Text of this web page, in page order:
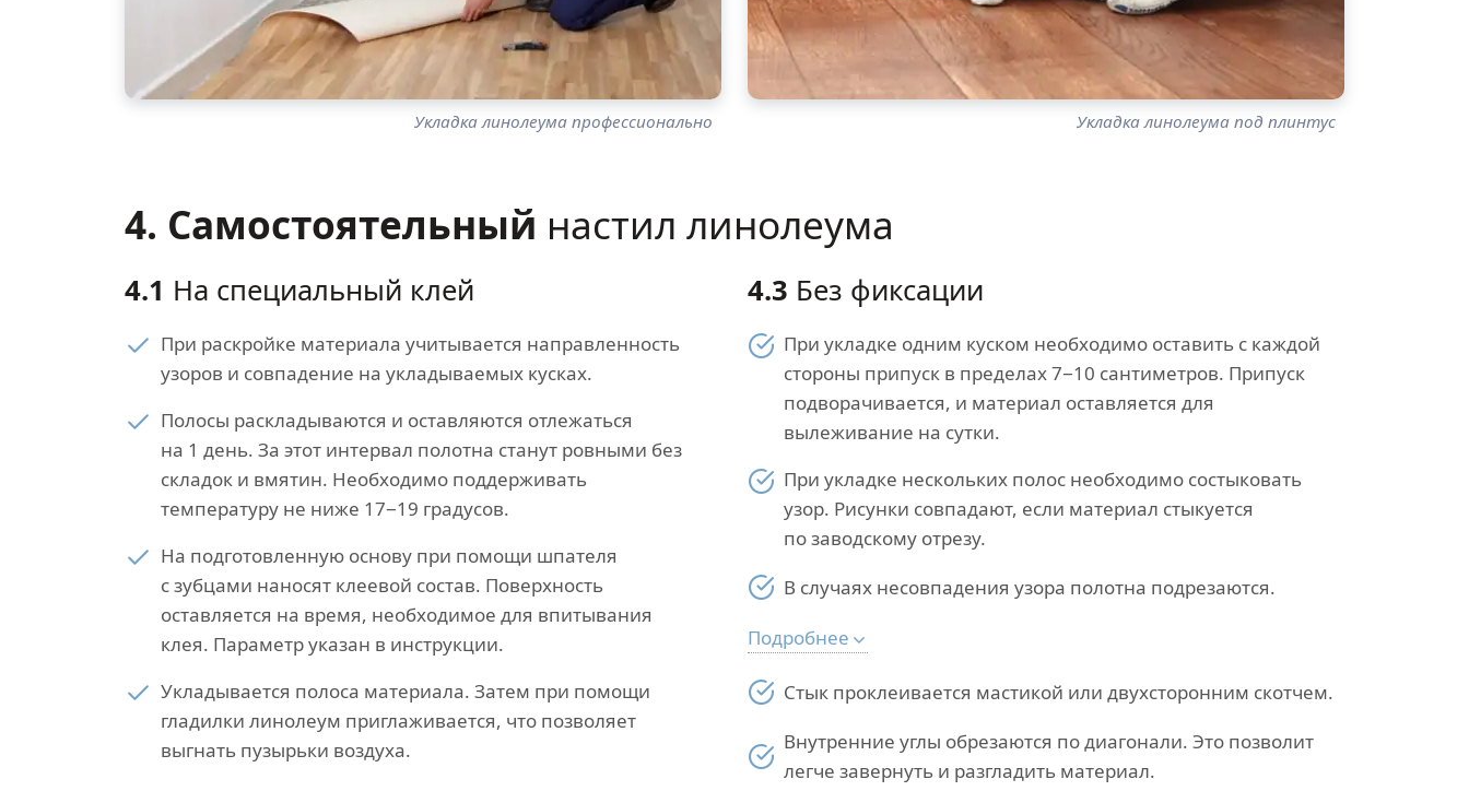
Укладка линолеума профессионально Укладка линолеума под плинтус
4. Самостоятельный настил линолеума
4.1 На специальный клей
При раскройке материала учитывается направленность
узоров и совпадение на укладываемых кусках.
Полосы раскладываются и оставляются отлежаться
на 1 день. За этот интервал полотна станут ровными без
складок и вмятин. Необходимо поддерживать
температуру не ниже 17−19 градусов.
На подготовленную основу при помощи шпателя
с зубцами наносят клеевой состав. Поверхность
оставляется на время, необходимое для впитывания
клея. Параметр указан в инструкции.
Укладывается полоса материала. Затем при помощи
гладилки линолеум приглаживается, что позволяет
выгнать пузырьки воздуха.
4.3 Без фиксации
При укладке одним куском необходимо оставить с каждой
стороны припуск в пределах 7−10 сантиметров. Припуск
подворачивается, и материал оставляется для
вылеживание на сутки.
При укладке нескольких полос необходимо состыковать
узор. Рисунки совпадают, если материал стыкуется
по заводскому отрезу.
В случаях несовпадения узора полотна подрезаются.
Подробнее
Стык проклеивается мастикой или двухсторонним скотчем.
Внутренние углы обрезаются по диагонали. Это позволит
легче завернуть и разгладить материал.